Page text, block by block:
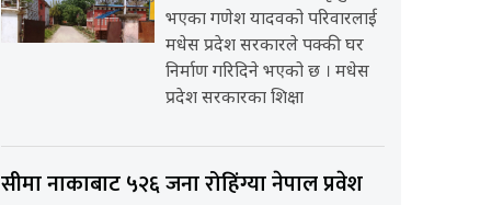
भएका गणेश यादवको परिवारलाई
मधेस प्रदेश सरकारले पक्की घर
निर्माण गरिदिने भएको छ । मधेस
प्रदेश सरकारका शिक्षा
सीमा नाकाबाट ५२६ जना रोहिंग्या नेपाल प्रवेश